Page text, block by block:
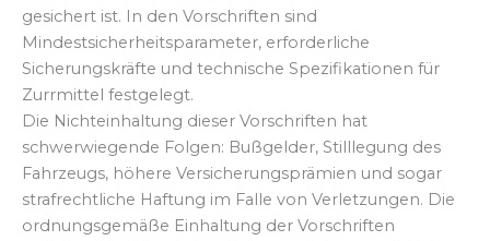
gesichert ist. In den Vorschriften sind
Mindestsicherheitsparameter, erforderliche
Sicherungskräfte und technische Spezifikationen für
Zurrmittel festgelegt.
Die Nichteinhaltung dieser Vorschriften hat
schwerwiegende Folgen: Bußgelder, Stilllegung des
Fahrzeugs, höhere Versicherungsprämien und sogar
strafrechtliche Haftung im Falle von Verletzungen. Die
ordnungsgemäße Einhaltung der Vorschriften